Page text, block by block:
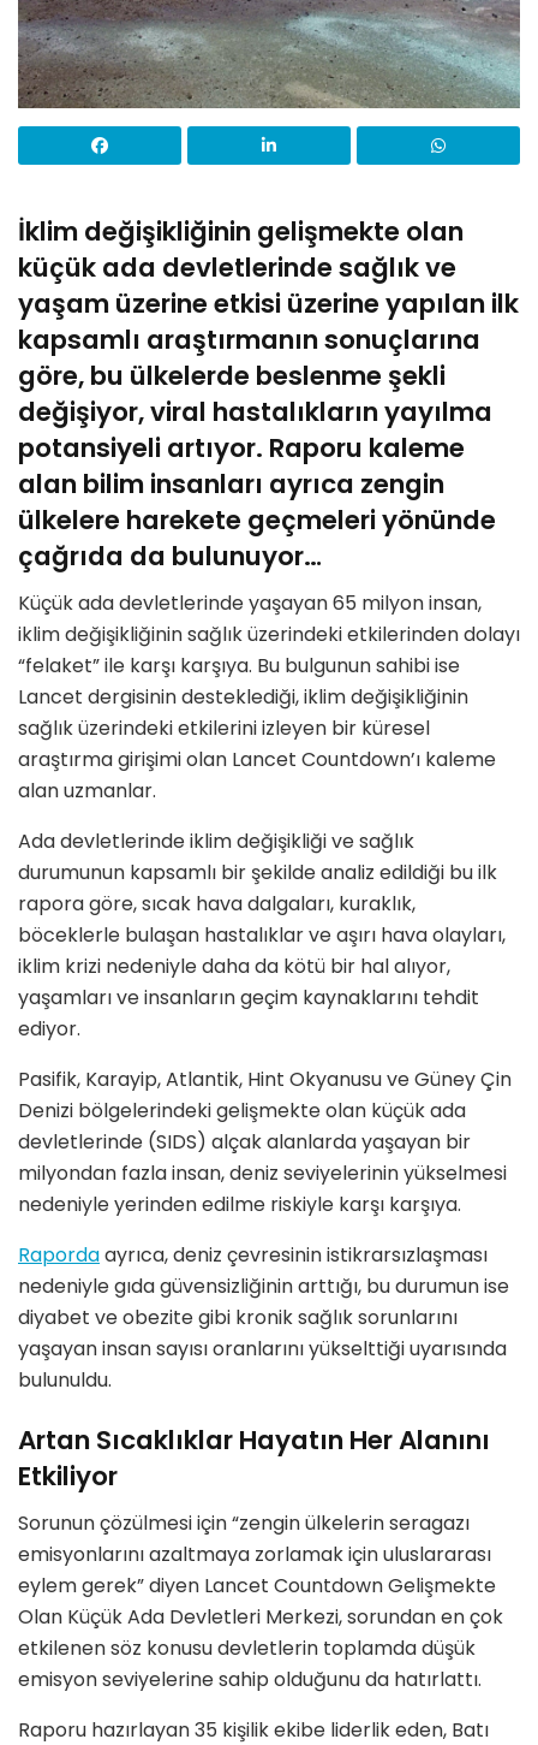
İklim değişikliğinin gelişmekte olan
küçük ada devletlerinde sağlık ve
yaşam üzerine etkisi üzerine yapılan ilk
kapsamlı araştırmanın sonuçlarına
göre, bu ülkelerde beslenme şekli
değişiyor, viral hastalıkların yayılma
potansiyeli artıyor. Raporu kaleme
alan bilim insanları ayrıca zengin
ülkelere harekete geçmeleri yönünde
çağrıda da bulunuyor…
Küçük ada devletlerinde yaşayan 65 milyon insan,
iklim değişikliğinin sağlık üzerindeki etkilerinden dolayı
“felaket” ile karşı karşıya. Bu bulgunun sahibi ise
Lancet dergisinin desteklediği, iklim değişikliğinin
sağlık üzerindeki etkilerini izleyen bir küresel
araştırma girişimi olan Lancet Countdown’ı kaleme
alan uzmanlar.
Ada devletlerinde iklim değişikliği ve sağlık
durumunun kapsamlı bir şekilde analiz edildiği bu ilk
rapora göre, sıcak hava dalgaları, kuraklık,
böceklerle bulaşan hastalıklar ve aşırı hava olayları,
iklim krizi nedeniyle daha da kötü bir hal alıyor,
yaşamları ve insanların geçim kaynaklarını tehdit
ediyor.
Pasifik, Karayip, Atlantik, Hint Okyanusu ve Güney Çin
Denizi bölgelerindeki gelişmekte olan küçük ada
devletlerinde (SIDS) alçak alanlarda yaşayan bir
milyondan fazla insan, deniz seviyelerinin yükselmesi
nedeniyle yerinden edilme riskiyle karşı karşıya.
Rapordaayrıca, deniz çevresinin istikrarsızlaşması
nedeniyle gıda güvensizliğinin arttığı, bu durumun ise
diyabet ve obezite gibi kronik sağlık sorunlarını
yaşayan insan sayısı oranlarını yükselttiği uyarısında
bulunuldu.
Artan Sıcaklıklar Hayatın Her Alanını
Etkiliyor
Sorunun çözülmesi için “zengin ülkelerin seragazı
emisyonlarını azaltmaya zorlamak için uluslararası
eylem gerek” diyen Lancet Countdown Gelişmekte
Olan Küçük Ada Devletleri Merkezi, sorundan en çok
etkilenen söz konusu devletlerin toplamda düşük
emisyon seviyelerine sahip olduğunu da hatırlattı.
Raporu hazırlayan 35 kişilik ekibe liderlik eden, Batı